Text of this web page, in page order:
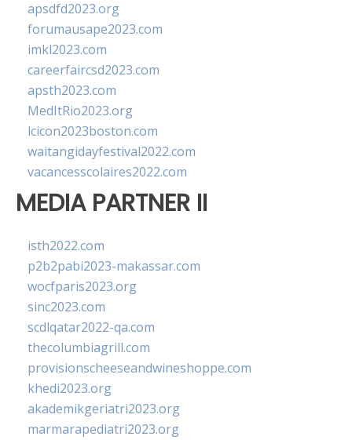
apsdfd2023.org
forumausape2023.com
imkl2023.com
careerfaircsd2023.com
apsth2023.com
MedItRio2023.org
lcicon2023boston.com
waitangidayfestival2022.com
vacancesscolaires2022.com
MEDIA PARTNER II
isth2022.com
p2b2pabi2023-makassar.com
wocfparis2023.org
sinc2023.com
scdlqatar2022-qa.com
thecolumbiagrill.com
provisionscheeseandwineshoppe.com
khedi2023.org
akademikgeriatri2023.org
marmarapediatri2023.org